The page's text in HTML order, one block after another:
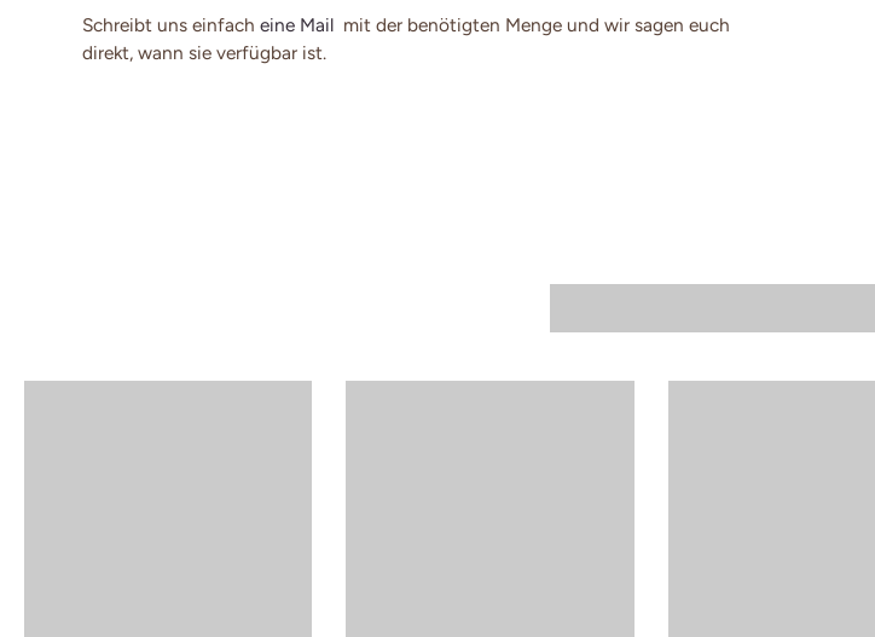
Schreibt uns einfach eine Mail mit der benötigten Menge und wir sagen euch
direkt, wann sie verfügbar ist.